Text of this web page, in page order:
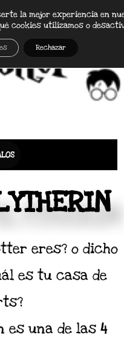
eres? o dicho
es tu casa de
es una de las 4
la mejor experiencia en
cookies utilizamos o
Rechazar